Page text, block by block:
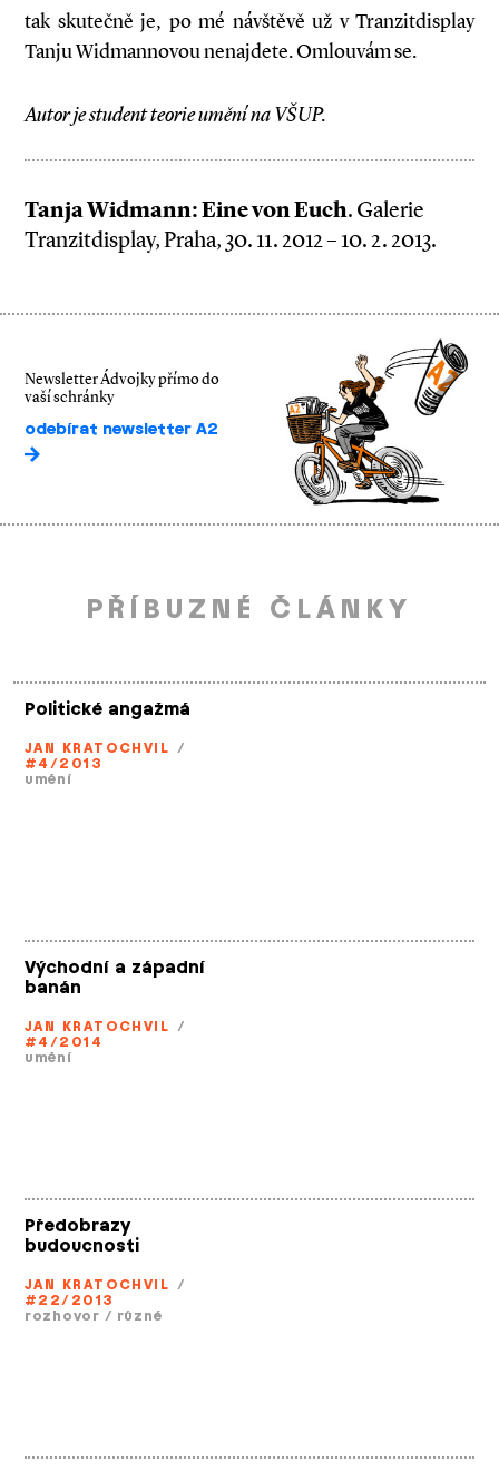
tak skutečně je, po mé návštěvě už v Tranzitdisplay
Tanju Widmannovou nenajdete. Omlouvám se.
Autor je student teorie umění na VŠUP.
Tanja Widmann: Eine von Euch. Galerie
Tranzitdisplay, Praha, 30. 11. 2012 – 10. 2. 2013.
Newsletter Ádvojky přímo do
vaší schránky
odebírat newsletter A2
PŘÍBUZNÉ ČLÁNKY
Politické angažmá
JAN KRATOCHVIL /
#4/2013
umění
Východní a západní
banán
JAN KRATOCHVIL /
#4/2014
umění
Předobrazy
budoucnosti
JAN KRATOCHVIL /
#22/2013
rozhovor / různé